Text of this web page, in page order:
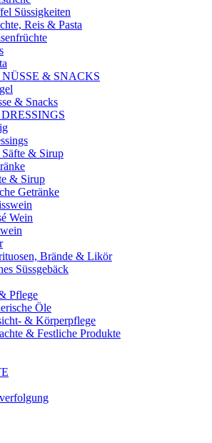
Süssigkeiten
Reis & Pasta
& SNACKS
& Snacks
Säfte & Sirup
& Sirup
Getränke
Wein
Brände & Likör
Süssgebäck
Pflege
Öle
& Körperpflege
& Festliche Produkte